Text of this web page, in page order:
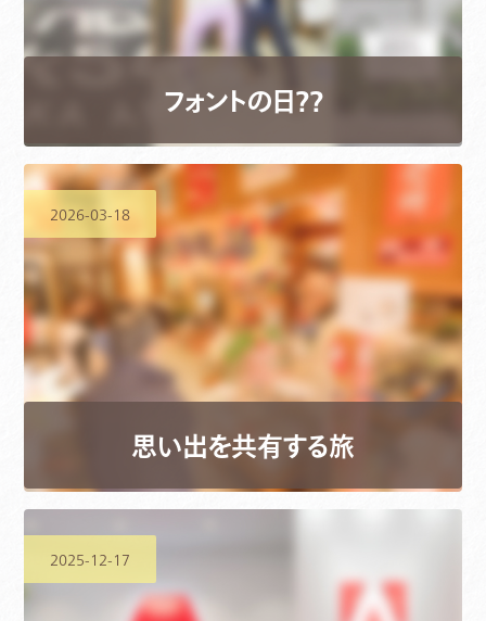
フォントの日？？
思い出を共有する旅
2026-03-18
2025-12-17